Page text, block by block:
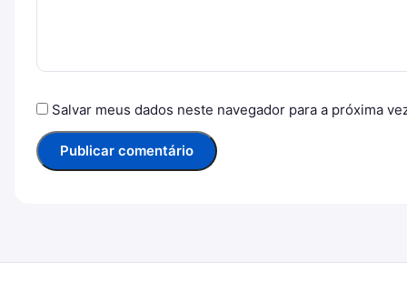
Salvar meus dados neste navegador para a próxima